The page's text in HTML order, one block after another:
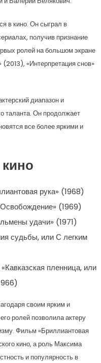
в кино. Он сыграл в
получив признание
ролей на большом экране
«Интерпретация снов»
диапазон и
таланта. Он продолжает
все более яркими и
рука» (1968)
(1969)
удачи» (1971)
судьбы, или С легким
пленница, или
своим ярким и
ролей позволила актеру
Фильм «Бриллиантовая
кино, а роль Максима
и популярность в